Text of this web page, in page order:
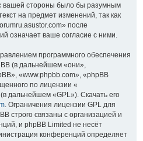
вашей стороны было бы разумным
на предмет изменений, так как
после
означает ваше согласие с ними.
программного обеспечения
(в дальнейшем «они»,
«www.phpbb.com», «phpBB
по лицензии «
дальнейшем «GPL»). Скачать его
. Ограничения лицензии GPL для
строго связаны с организацией и
и phpBB Limited не несёт
конференций определяет